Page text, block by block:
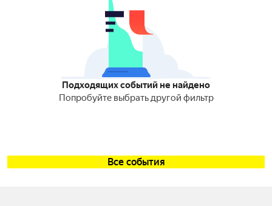
Подходящих событий не найдено
Попробуйте выбрать другой фильтр
Все события